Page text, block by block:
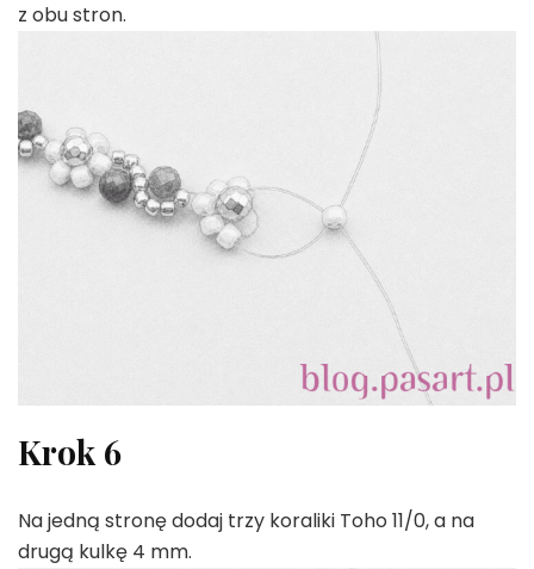
z obu stron.
Krok 6
Na jedną stronę dodaj trzy koraliki Toho 11/0, a na
drugą kulkę 4 mm.